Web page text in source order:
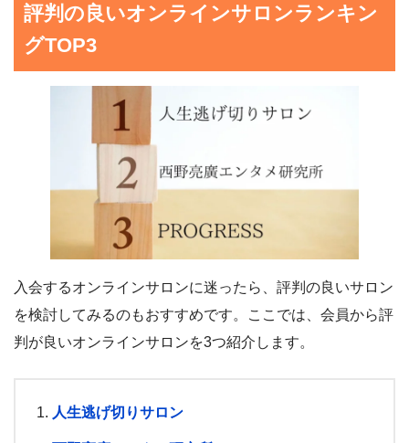
評判の良いオンラインサロンランキン
グTOP3
入会するオンラインサロンに迷ったら、評判の良いサロン
を検討してみるのもおすすめです。ここでは、会員から評
判が良いオンラインサロンを3つ紹介します。
人生逃げ切りサロン